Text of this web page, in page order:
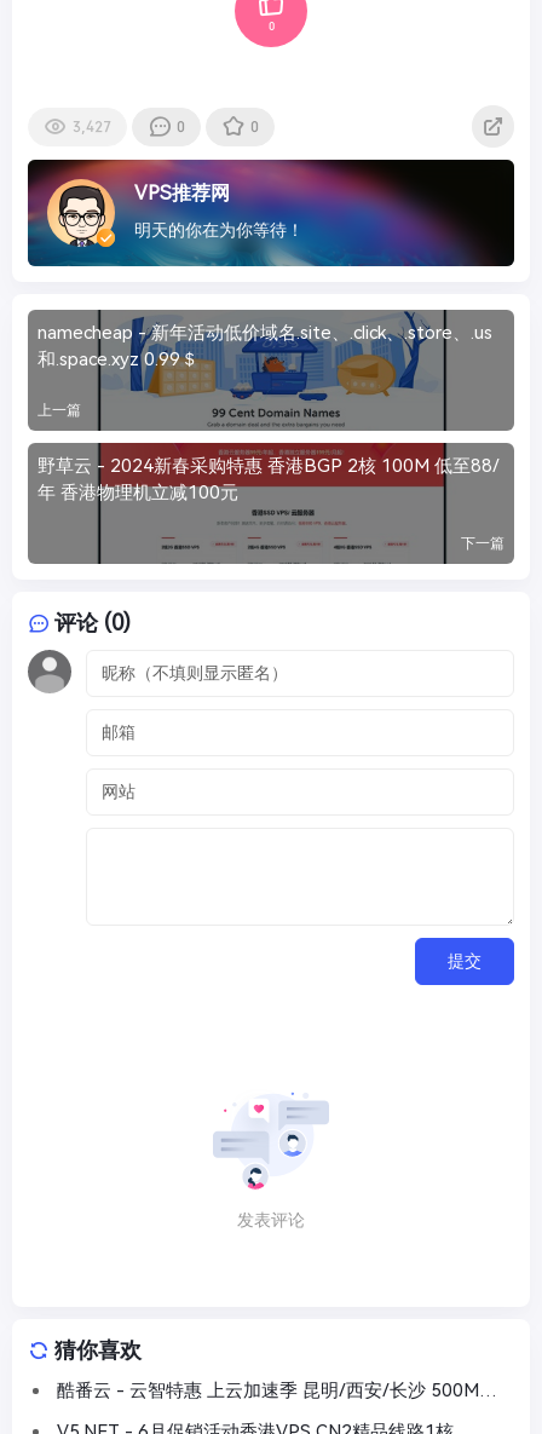
0
3,427 0 0
VPS推荐网
明天的你在为你等待！
namecheap - 新年活动低价域名.site、.click、.store、.us
和.space.xyz 0.99＄
上一篇
野草云 - 2024新春采购特惠 香港BGP 2核 100M 低至88/
年 香港物理机立减100元
下一篇
评论 (0)
提交
发表评论
猜你喜欢
酷番云 - 云智特惠 上云加速季 昆明/西安/长沙 500M大